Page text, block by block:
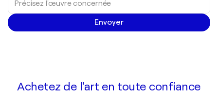
Envoyer
Achetez de l'art en toute confiance